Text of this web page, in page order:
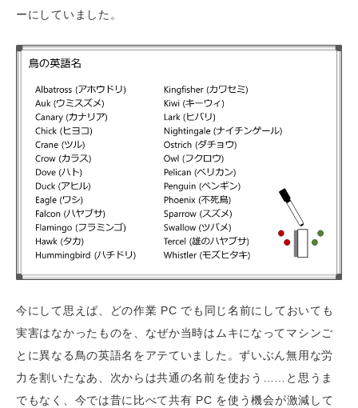
ーにしていました。
今にして思えば、どの作業 PC でも同じ名前にしておいても
実害はなかったものを、なぜか当時はムキになってマシンご
とに異なる鳥の英語名をアテていました。ずいぶん無用な労
力を割いたなあ、次からは共通の名前を使おう……と思うま
でもなく、今では昔に比べて共有 PC を使う機会が激減して